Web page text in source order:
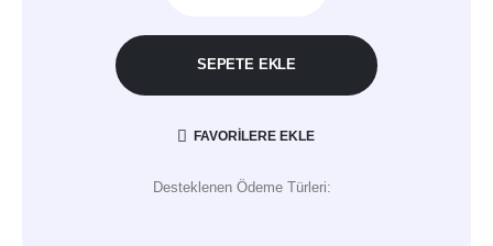
SEPETE EKLE
FAVORILERE EKLE
Desteklenen Ödeme Türleri: